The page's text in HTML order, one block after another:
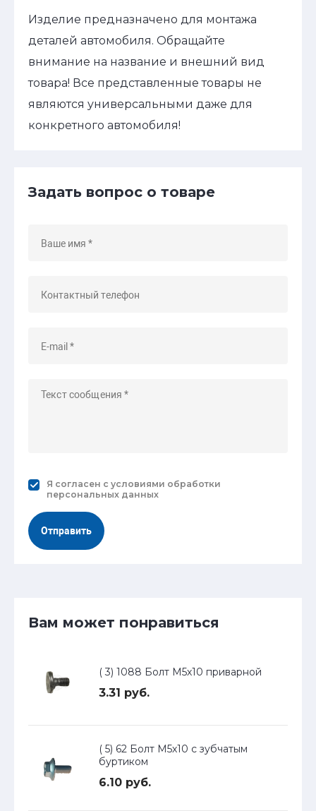
Изделие предназначено для монтажа
деталей автомобиля. Обращайте
внимание на название и внешний вид
товара! Все представленные товары не
являются универсальными даже для
конкретного автомобиля!
Задать вопрос о товаре
Я согласен с условиями обработки
персональных данных
Отправить
Вам может понравиться
( 3) 1088 Болт М5х10 приварной
3.31 руб.
( 5) 62 Болт М5х10 с зубчатым
буртиком
6.10 руб.